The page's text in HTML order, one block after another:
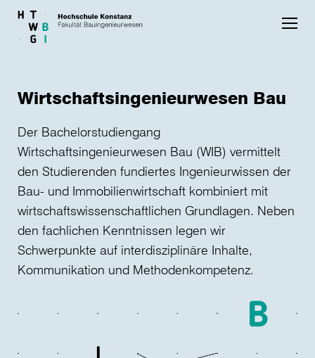
Skip to main content
Wirtschaftsingenieurwesen Bau
Der Bachelorstudiengang
Wirtschaftsingenieurwesen Bau (WIB) vermittelt
den Studierenden fundiertes Ingenieurwissen der
Bau- und Immobilienwirtschaft kombiniert mit
wirtschaftswissenschaftlichen Grundlagen. Neben
den fachlichen Kenntnissen legen wir
Schwerpunkte auf interdisziplinäre Inhalte,
Kommunikation und Methodenkompetenz.